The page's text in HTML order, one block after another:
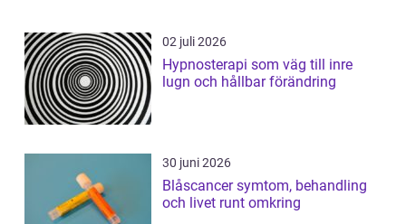
02 juli 2026
Hypnosterapi som väg till inre
lugn och hållbar förändring
30 juni 2026
Blåscancer symtom, behandling
och livet runt omkring